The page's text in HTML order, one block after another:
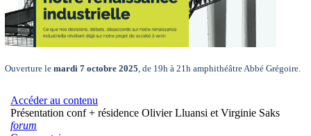
Ouverture lemardi 7 octobre 2025 , de 19h à 21h amphithéâtre Abbé Grégoire.